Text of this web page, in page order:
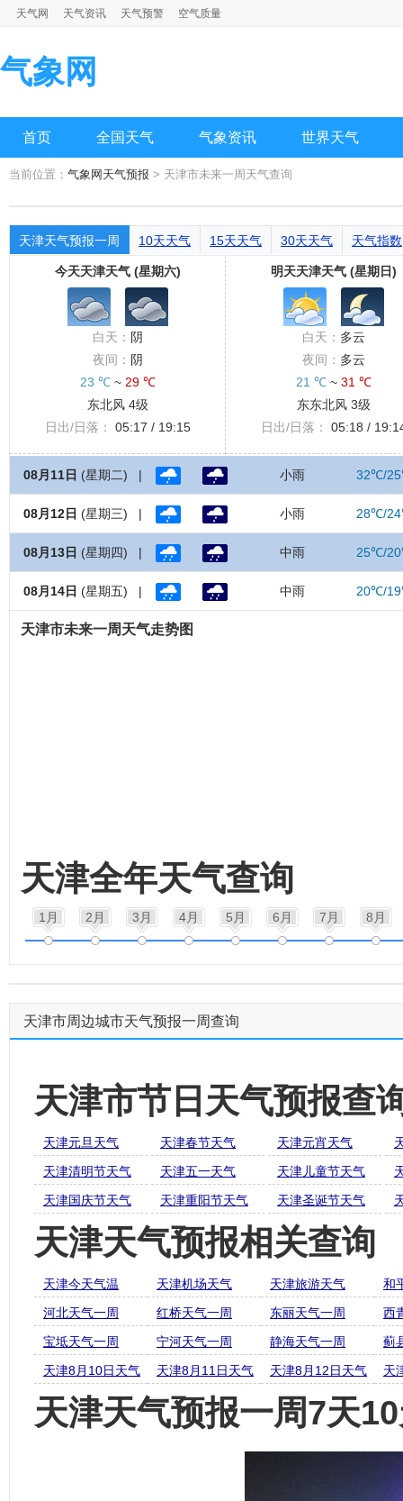
天气网 天气资讯 天气预警 空气质量
气象网
首页 全国天气 气象资讯 世界天气
当前位置： 气象网天气预报 > 天津市未来一周天气查询
天津天气预报一周 10天天气 15天天气 30天天气 天气指数
今天天津天气 (星期六)
白天： 阴
夜间： 阴
23 ℃~ 29 ℃
东北风 4级
日出/日落：
05:17 / 19:15
明天天津天气 (星期日)
白天： 多云
夜间： 多云
21 ℃~ 31 ℃
东东北风 3级
日出/日落：
05:18 /
08月11日 (星期二) | 小雨 32℃/
08月12日 (星期三) | 小雨 28℃/
08月13日 (星期四) | 中雨 25℃/
08月14日 (星期五) | 中雨 20℃/
天津市未来一周天气走势图
天津全年天气查询
1月 2月 3月 4月 5月 6月 7月 8月
天津市周边城市天气预报一周查询
天津市节日天气预报查
天津元旦天气 天津春节天气 天津元宵天气
天津清明节天气
天津五一天气 天津儿童节天气
天津国庆节天气
天津重阳节天气 天津圣诞节天气
天津天气预报相关查询
天津今天气温 天津机场天气 天津旅游天气
和
河北天气一周
红桥天气一周 东丽天气一周
西
宝坻天气一周
宁河天气一周 静海天气一周
蓟
天津8月10日天气
天津8月11日天气 天津8月12日天气 天
天津天气预报一周7天